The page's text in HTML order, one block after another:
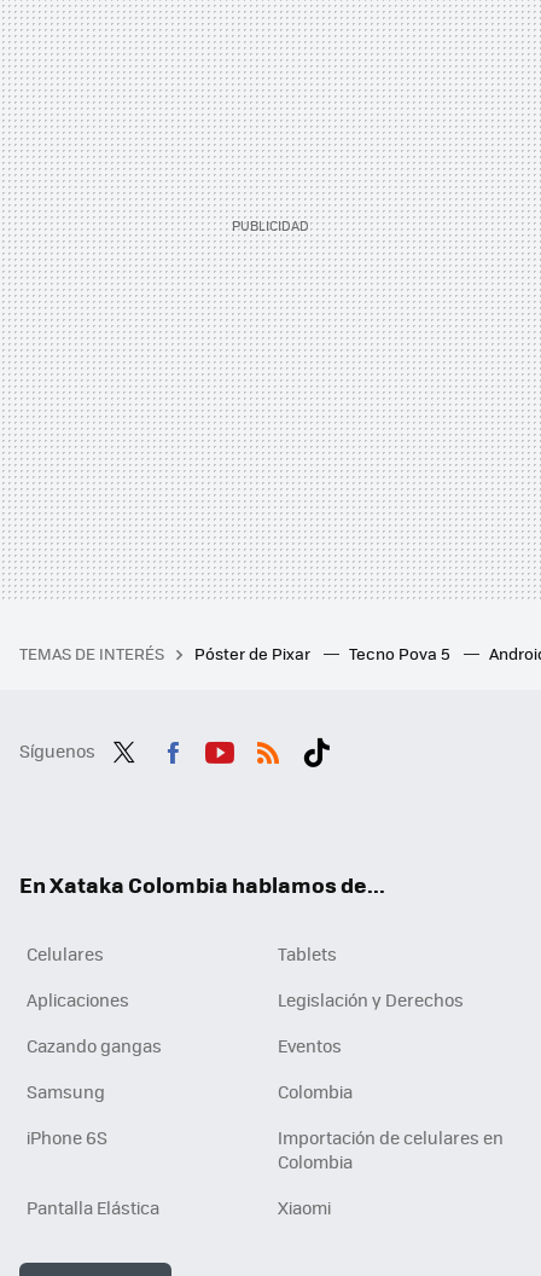
TEMAS DE INTERÉS Póster de Pixar Tecno Pova 5
Síguenos
En Xataka Colombia hablamos de...
Celulares
Tablets
Aplicaciones
Legislación y Derechos
Cazando gangas
Eventos
Samsung
Colombia
iPhone 6S
Importación de celulares en
Colombia
Pantalla Elástica
Xiaomi